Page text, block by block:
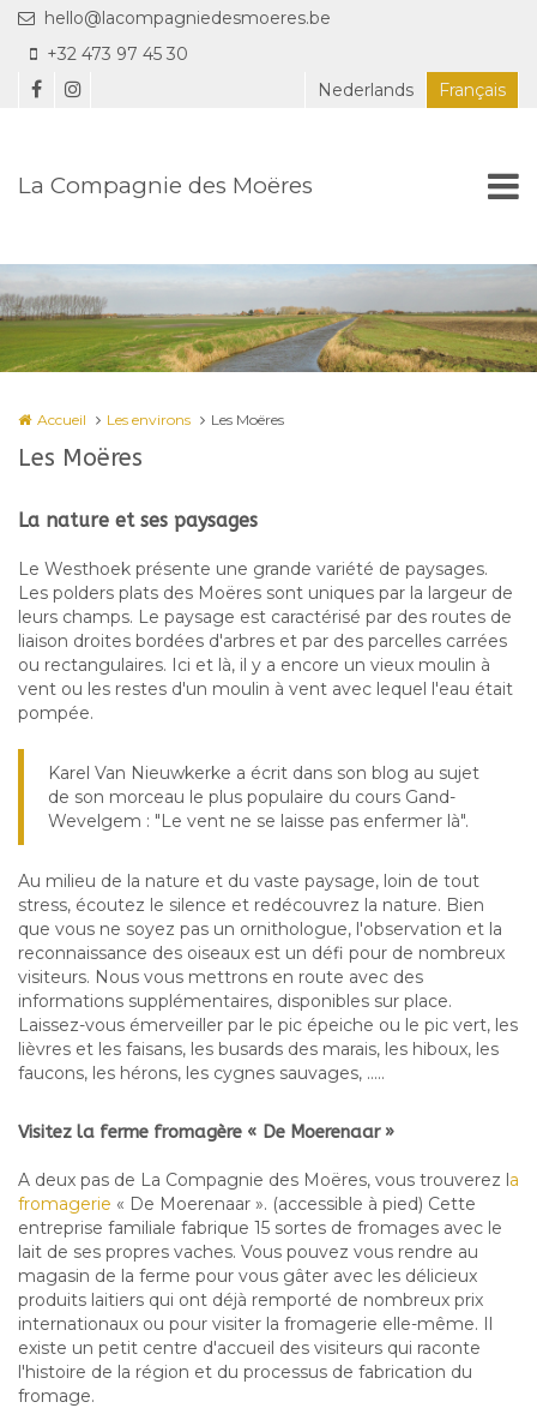
Aller au contenu principal
hello@lacompagniedesmoeres.be
+32 473 97 45 30
Nederlands
Français
La Compagnie des Moëres
Accueil Les environs Les Moëres
Les Moëres
La nature et ses paysages
Le Westhoek présente une grande variété de paysages.
Les polders plats des Moëres sont uniques par la largeur de
leurs champs. Le paysage est caractérisé par des routes de
liaison droites bordées d'arbres et par des parcelles carrées
ou rectangulaires. Ici et là, il y a encore un vieux moulin à
vent ou les restes d'un moulin à vent avec lequel l'eau était
pompée.
Karel Van Nieuwkerke a écrit dans son blog au sujet
de son morceau le plus populaire du cours Gand-
Wevelgem : "Le vent ne se laisse pas enfermer là".
Au milieu de la nature et du vaste paysage, loin de tout
stress, écoutez le silence et redécouvrez la nature. Bien
que vous ne soyez pas un ornithologue, l'observation et la
reconnaissance des oiseaux est un défi pour de nombreux
visiteurs. Nous vous mettrons en route avec des
informations supplémentaires, disponibles sur place.
Laissez-vous émerveiller par le pic épeiche ou le pic vert, les
lièvres et les faisans, les busards des marais, les hiboux, les
faucons, les hérons, les cygnes sauvages, .....
Visitez la ferme fromagère « De Moerenaar »
A deux pas de La Compagnie des Moëres, vous trouverez la
fromagerie « De Moerenaar ». (accessible à pied) Cette
entreprise familiale fabrique 15 sortes de fromages avec le
lait de ses propres vaches. Vous pouvez vous rendre au
magasin de la ferme pour vous gâter avec les délicieux
produits laitiers qui ont déjà remporté de nombreux prix
internationaux ou pour visiter la fromagerie elle-même. Il
existe un petit centre d'accueil des visiteurs qui raconte
l'histoire de la région et du processus de fabrication du
fromage.